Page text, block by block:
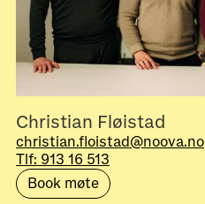
Christian Fløistad
christian.floistad@noova.no
Tlf: 913 16 513
Book møte